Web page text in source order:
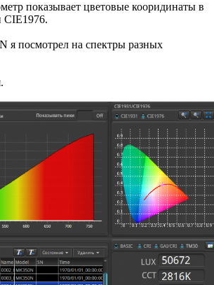
показывает цветовые кооридинаты в
CIE1976.
я посмотрел на спектры разных